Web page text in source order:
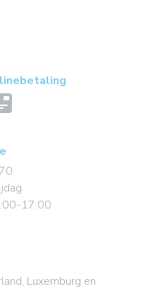
17:00
Luxemburg en